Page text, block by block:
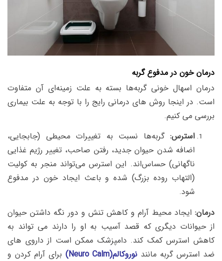
درمان خون در مدفوع گربه
درمان اسهال خونی گربه‌ها بسته به علت زمینه‌ای آن متفاوت
است. در اینجا روش های درمانی رایج را با توجه به علت بیماری
بررسی می کنیم.
استرس:گربه‌ها نسبت به تغییرات محیطی (جابجایی،
اضافه شدن حیوان جدید، رفتن صاحب، تغییر رژیم غذایی
ناگهانی) حساس‌اند. این استرس می‌تواند منجر به کولیت
(التهاب روده بزرگ) شده و باعث ایجاد خون در مدفوع
شود.
درمان: ایجاد محیط آرام و کاهش تنش و دور نگه داشتن حیوان
از حیوانات دیگری که قصد آسیب به او را دارند می تواند به
کاهش استرس کمک کند. دامپزشک ممکن است از داروی های
ضد استرس گربه مانند نوروکالم(Neuro Calm)
برای آرام کردن و